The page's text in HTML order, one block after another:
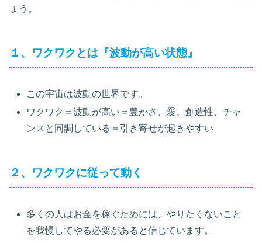
ょう。
１、ワクワクとは『波動が高い状態』
この宇宙は波動の世界です。
ワクワク＝波動が高い＝豊かさ、愛、創造性、チャ
ンスと同調している＝引き寄せが起きやすい
２、ワクワクに従って動く
多くの人はお金を稼ぐためには、やりたくないこと
を我慢してやる必要があると信じています。